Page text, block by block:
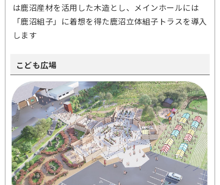
は鹿沼産材を活用した木造とし、メインホールには
「鹿沼組子」に着想を得た鹿沼立体組子トラスを導入
します
こども広場